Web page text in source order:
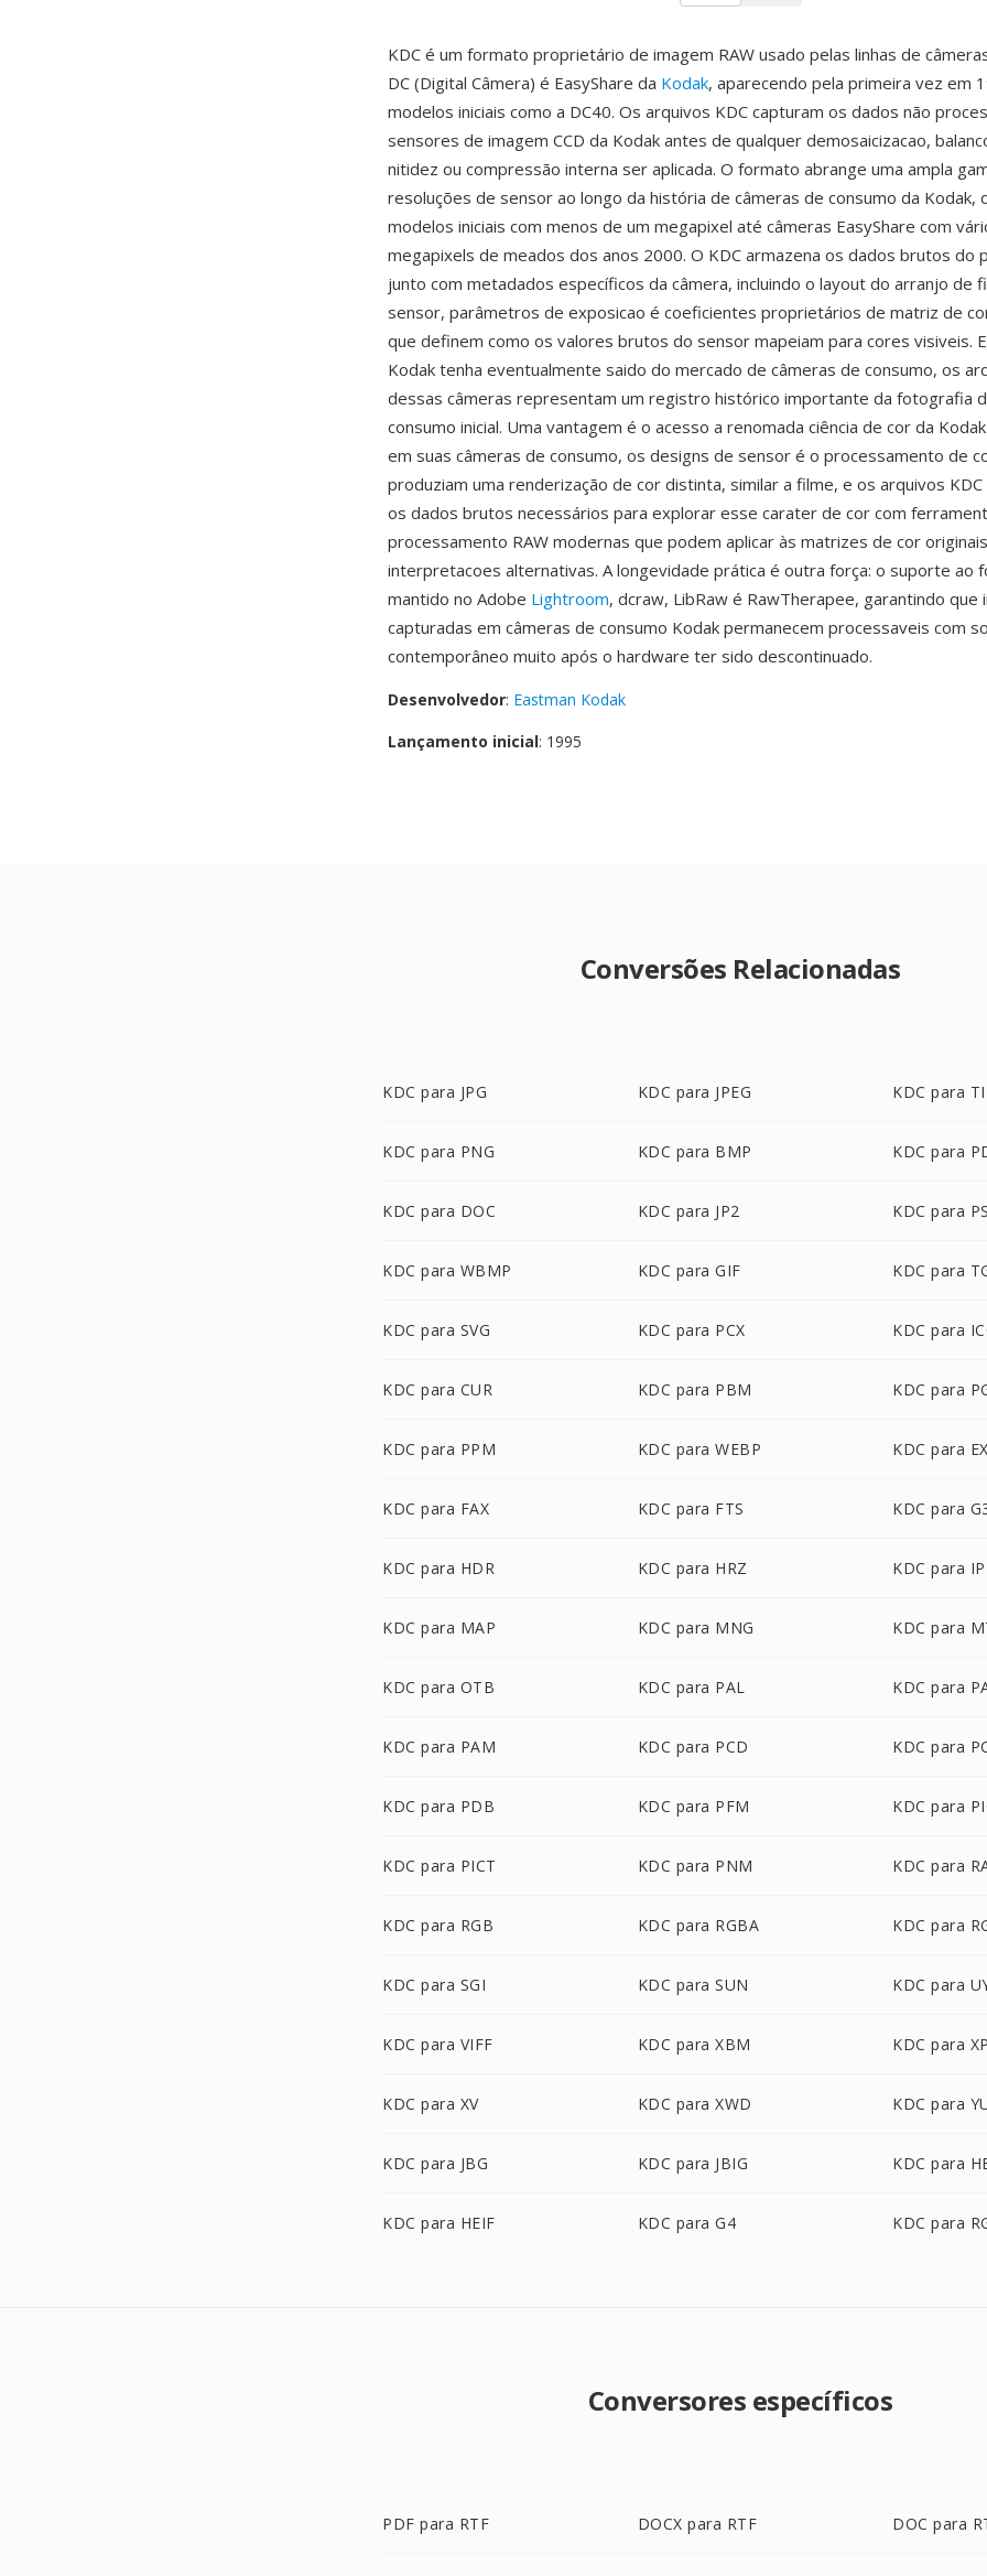
KDC é um formato proprietário de imagem RAW usado pelas linhas de
DC (Digital Câmera) é EasyShare da Kodak, aparecendo pela primeira vez em
modelos iniciais como a DC40. Os arquivos KDC capturam os dados não
sensores de imagem CCD da Kodak antes de qualquer demosaicizacao,
nitidez ou compressão interna ser aplicada. O formato abrange uma ampla
resoluções de sensor ao longo da história de câmeras de consumo da Kodak,
modelos iniciais com menos de um megapixel até câmeras EasyShare com
megapixels de meados dos anos 2000. O KDC armazena os dados brutos do
junto com metadados específicos da câmera, incluindo o layout do arranjo de
sensor, parâmetros de exposicao é coeficientes proprietários de matriz de
que definem como os valores brutos do sensor mapeiam para cores visiveis.
Kodak tenha eventualmente saido do mercado de câmeras de consumo, os
dessas câmeras representam um registro histórico importante da fotografia
consumo inicial. Uma vantagem é o acesso a renomada ciência de cor da
em suas câmeras de consumo, os designs de sensor é o processamento de
produziam uma renderização de cor distinta, similar a filme, e os arquivos
os dados brutos necessários para explorar esse carater de cor com
processamento RAW modernas que podem aplicar às matrizes de cor
interpretacoes alternativas. A longevidade prática é outra força: o suporte ao
mantido no Adobe Lightroom, dcraw, LibRaw é RawTherapee, garantindo que
capturadas em câmeras de consumo Kodak permanecem processaveis com
contemporâneo muito após o hardware ter sido descontinuado.
Desenvolvedor: Eastman Kodak
Lançamento inicial: 1995
Conversões Relacionadas
KDC para JPG KDC para JPEG KDC para
KDC para PNG KDC para BMP KDC para
KDC para DOC KDC para JP2 KDC para
KDC para WBMP KDC para GIF KDC para
KDC para SVG KDC para PCX KDC para
KDC para CUR KDC para PBM KDC para
KDC para PPM KDC para WEBP KDC para
KDC para FAX KDC para FTS KDC para
KDC para HDR KDC para HRZ KDC para
KDC para MAP KDC para MNG KDC para
KDC para OTB KDC para PAL KDC para
KDC para PAM KDC para PCD KDC para
KDC para PDB KDC para PFM KDC para
KDC para PICT KDC para PNM KDC para
KDC para RGB KDC para RGBA KDC para
KDC para SGI KDC para SUN KDC para
KDC para VIFF KDC para XBM KDC para
KDC para XV KDC para XWD KDC para
KDC para JBG KDC para JBIG KDC para
KDC para HEIF KDC para G4 KDC para
Conversores específicos
PDF para RTF DOCX para RTF DOC para